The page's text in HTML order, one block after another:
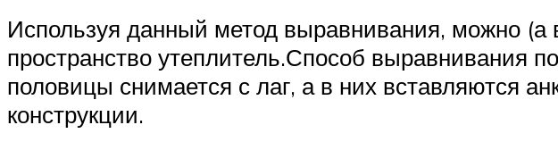
Используя данный метод выравнивания, можно
пространство утеплитель.Способ выравнивания
половицы снимается с лаг, а в них вставляются
конструкции.